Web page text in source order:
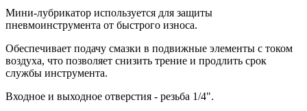
Мини-лубрикатор используется для защиты
пневмоинструмента от быстрого износа.
Обеспечивает подачу смазки в подвижные элементы с током
воздуха, что позволяет снизить трение и продлить срок
службы инструмента.
Входное и выходное отверстия - резьба 1/4".